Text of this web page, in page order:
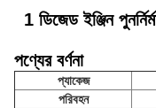
1 ডিজেড ইঞ্জিন
পণ্যের বর্ণনা
প্যাকেজ
পরিবহন